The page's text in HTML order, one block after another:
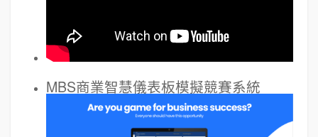
MBS商業智慧儀表板模擬競賽系統